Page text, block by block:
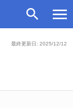
最終更新日: 2025/12/12